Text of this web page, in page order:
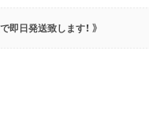
即日発送致します！ 》